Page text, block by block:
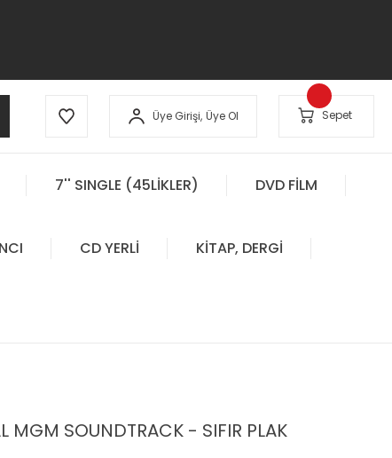
Üye Girişi, Üye Ol Sepet
7'' SINGLE (45LİKLER) DVD FİLM
CD YERLİ KİTAP, DERGİ
MGM SOUNDTRACK - SIFIR PLAK